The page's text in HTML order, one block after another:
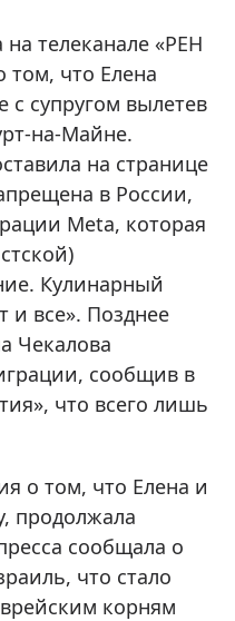
телеканале «РЕН
том, что Елена
с супругом вылетев
на-Майне.
на странице
в России,
Meta, которая
Кулинарный
и все». Позднее
Чекалова
сообщив в
что всего лишь
о том, что Елена и
продолжала
сообщала о
что стало
корням